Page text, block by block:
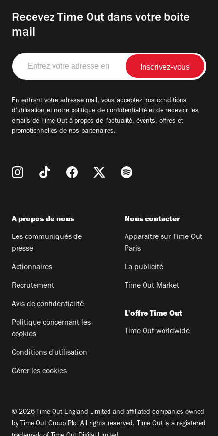
Recevez Time Out dans votre boite
mail
Entrez
votre
adresse
En entrant votre adresse mail, vous acceptez nos conditions
d'utilisation et notre politique de confidentialité et de recevoir les
emails de Time Out à propos de l'actualité, évents, offres et
promotionnelles de nos partenaires.
A propos de nous
Les communiqués de
presse
Actionnaires
Recrutement
Avis de confidentialité
Politique concernant les
cookies
Conditions d'utilisation
Gérer les cookies
Nous contacter
Apparaitre sur Time Out
Paris
La publicité
Time Out Market
L'offre Time Out
Time Out worldwide
© 2026 Time Out England Limited and affiliated companies owned
by Time Out Group Plc. All rights reserved. Time Out is a registered